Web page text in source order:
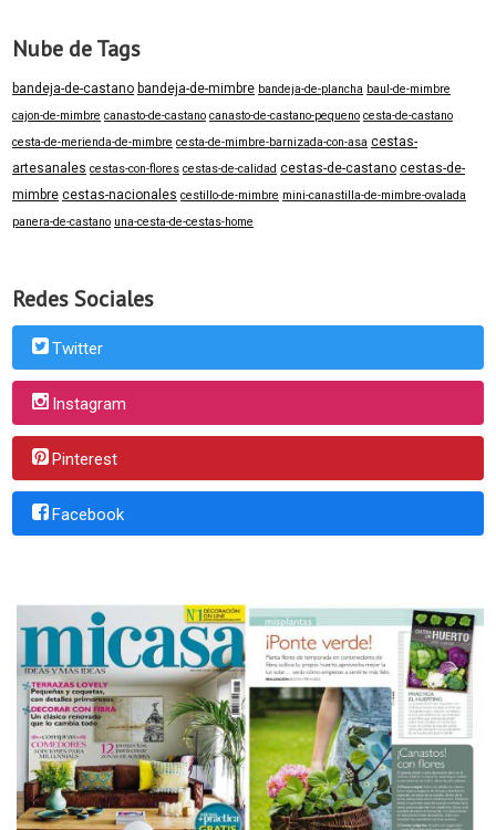
Nube de Tags
bandeja-de-castano bandeja-de-mimbre bandeja-de-plancha baul-de-mimbre
cajon-de-mimbre canasto-de-castano canasto-de-castano-pequeno cesta-de-castano
cesta-de-merienda-de-mimbre cesta-de-mimbre-barnizada-con-asa cestas-
artesanales cestas-con-flores cestas-de-calidad cestas-de-castano cestas-de-
mimbre cestas-nacionales cestillo-de-mimbre mini-canastilla-de-mimbre-ovalada
panera-de-castano una-cesta-de-cestas-home
Redes Sociales
Twitter
Instagram
Pinterest
Facebook